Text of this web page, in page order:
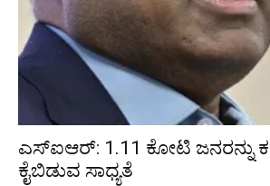
ಎಸ್‌ಐಆರ್‌: 1.11 ಕೋಟಿ ಜನರನ್ನು
ಕೈಬಿಡುವ ಸಾಧ್ಯತೆ